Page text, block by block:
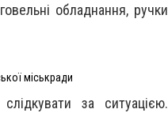
обладнання, ручки
міськради
за ситуацією.